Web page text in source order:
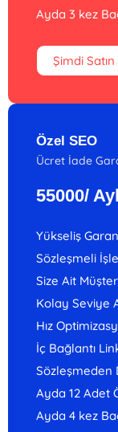
Ayda 3 kez
Şimdi Satın
Özel SEO
Ücret İade
55000/
Yükseliş
Sözleşmeli
Size Ait
Kolay Seviye
Hız
İç Bağlantı
Sözleşmeden
Ayda 12 Adet
Ayda 4 kez